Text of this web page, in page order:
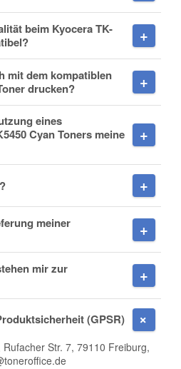
beim Kyocera TK-
mit dem kompatiblen
drucken?
eines
Cyan Toners meine
meiner
mir zur
(GPSR)
Str. 7, 79110 Freiburg,